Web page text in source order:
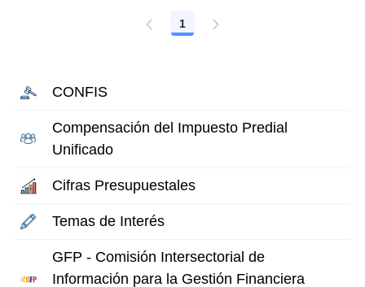
Página
1
CONFIS
Compensación del Impuesto Predial
Unificado
Cifras Presupuestales
Temas de Interés
GFP - Comisión Intersectorial de
Información para la Gestión Financiera